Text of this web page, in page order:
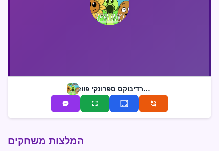
אינקרדיבוקס ספרונקי פווז
המלצות משחקים